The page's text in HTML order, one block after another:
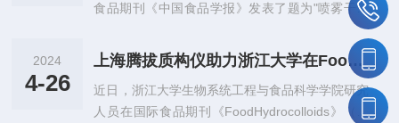
食品期刊《中国食品学报》发表了题为"喷雾干燥
协同酶法制备对抗性藕粉的影响"的研究论文。在
该论文中，研究人员使用上海腾拔RapidTA质构仪
测定了藕粉凝胶的硬度、弹性、内聚性和胶着性。
摘要:为了研究喷雾干燥协同酶法制备对抗性藕粉
理化性质的影响，以藕粉为原料，分别采用高压冷
2024
4-26
上海腾拔质构仪助力浙江大学在Food Hydrocolloids发表关于保鲜膜的研究论文
近日，浙江大学生物系统工程与食品科学学院研究
人员在国际食品期刊《FoodHydrocolloids》（中